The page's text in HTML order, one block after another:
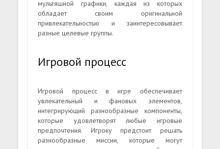
мультяшной графики, каждая из которых
обладает своим оригинальной
привлекательностью и заинтересовывает
разные целевые группы.
Игровой процесс
Игровой процесс в игре обеспечивает
увлекательный и фановых элементов,
интегрирующий разнообразные компоненты,
которые удовлетворят любые игровые
предпочтения. Игроку предстоит решать
разнообразные миссии, которые могут